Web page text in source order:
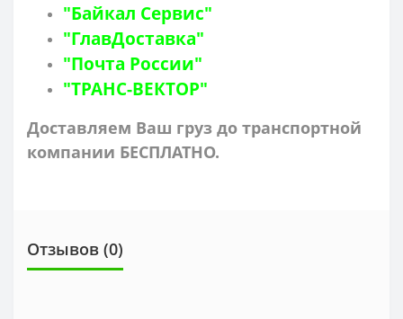
"Байкал Сервис"
"ГлавДоставка"
"Почта России"
"ТРАНС-ВЕКТОР"
Доставляем Ваш груз до транспортной
компании БЕСПЛАТНО.
Отзывов (0)